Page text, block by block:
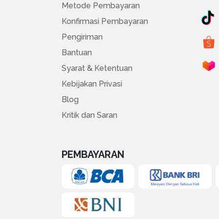
Metode Pembayaran
Konfirmasi Pembayaran
Pengiriman
Bantuan
Syarat & Ketentuan
Kebijakan Privasi
Blog
Kritik dan Saran
PEMBAYARAN